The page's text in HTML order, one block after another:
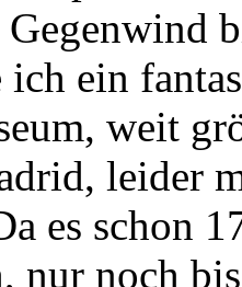
Gegenwind
ein
weit
leider
es schon
nur noch